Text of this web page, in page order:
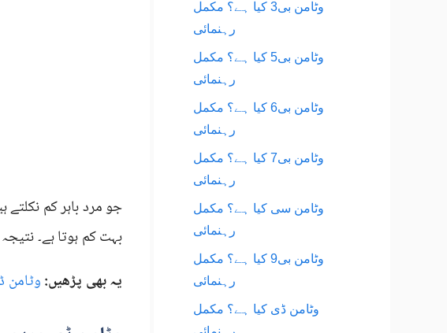
جو مرد باہر کم
بہت کم ہوتا ہے۔
یہ بھی پڑھیں:وٹامن
وٹامن بی3 کیا ہے؟ مکمل
رہنمائی
وٹامن بی5 کیا ہے؟ مکمل
رہنمائی
وٹامن بی6 کیا ہے؟ مکمل
رہنمائی
وٹامن بی7 کیا ہے؟ مکمل
رہنمائی
وٹامن سی کیا ہے؟ مکمل
رہنمائی
وٹامن بی9 کیا ہے؟ مکمل
رہنمائی
وٹامن ڈی کیا ہے؟ مکمل